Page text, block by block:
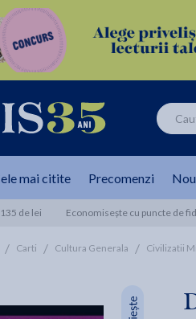
mai citite Precomenzi
de lei Economisește cu puncte de
/ Carti / Cultura Generala / Civilizatii